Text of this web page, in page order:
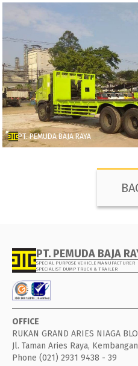
PT. PEMUDA BAJA RAYA
PT. PEMUDA BAJA
SPECIAL PURPOSE VEHICLE MANUFACTURER
SPECIALIST DUMP TRUCK & TRAILER
OFFICE
RUKAN GRAND ARIES NIAGA
Jl. Taman Aries Raya,
Phone (021) 2931 9438 - 39